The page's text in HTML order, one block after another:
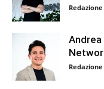
Andrea